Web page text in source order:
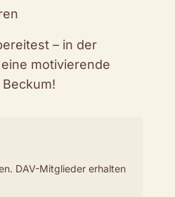
– in der
motivierende
DAV-Mitglieder erhalten